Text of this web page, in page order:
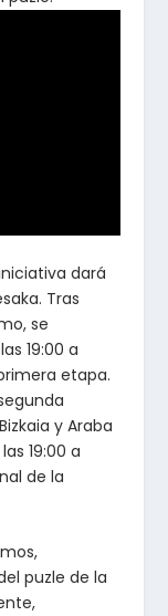
dará
Tras
se
19:00 a
etapa.
y Araba
19:00 a
de la
puzle de la